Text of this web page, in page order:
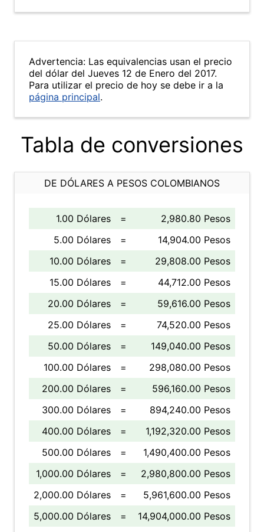
Advertencia: Las equivalencias usan el precio
del dólar del Jueves 12 de Enero del 2017.
Para utilizar el precio de hoy se debe ir a la
página principal.
Tabla de conversiones
DE DÓLARES A PESOS COLOMBIANOS
1.00 Dólares =
2,980.80 Pesos
5.00 Dólares
=
14,904.00 Pesos
10.00 Dólares
=
29,808.00 Pesos
15.00 Dólares
=
44,712.00 Pesos
20.00 Dólares
=
59,616.00 Pesos
25.00 Dólares
=
74,520.00 Pesos
50.00 Dólares
=
149,040.00 Pesos
100.00 Dólares
=
298,080.00 Pesos
200.00 Dólares
=
596,160.00 Pesos
300.00 Dólares
=
894,240.00 Pesos
400.00 Dólares
=
1,192,320.00 Pesos
500.00 Dólares
=
1,490,400.00 Pesos
1,000.00 Dólares
=
2,980,800.00 Pesos
2,000.00 Dólares
=
5,961,600.00 Pesos
5,000.00 Dólares
= 14,904,000.00 Pesos